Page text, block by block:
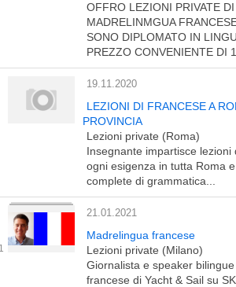
OFFRO LEZIONI PRIVATE DI
MADRELINMGUA
SONO DIPLOMATO IN
PREZZO CONVENIENTE DI
19.11.2020
LEZIONI DI FRANCESE A
PROVINCIA
Lezioni private (Roma)
Insegnante impartisce lezioni
ogni esigenza in tutta Roma
complete di grammatica...
21.01.2021
Madrelingua francese
Lezioni private (Milano)
Giornalista e speaker
francese di Yacht & Sail su